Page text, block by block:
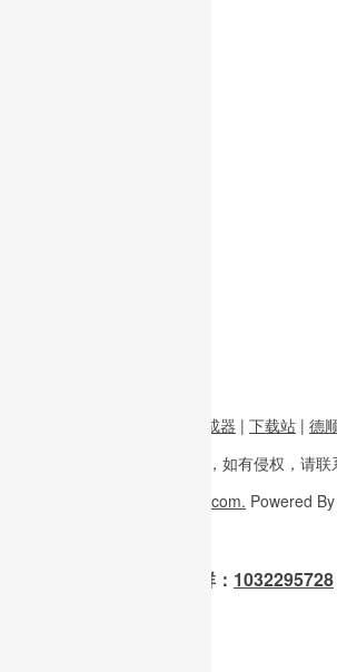
图片二维码生成器 | 下载站 | 德
多整理于互联网， 如有侵权，请联
W3H5.com. Powered
OpenClaw 龙虾交流群： 1032295728